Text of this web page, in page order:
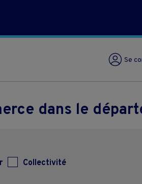
Se
dans le
Collectivité